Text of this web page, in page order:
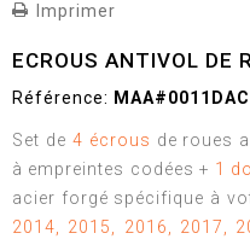
Imprimer
ECROUS ANTIVOL DE
Référence: MAA#0011DAC
Set de 4 écrous de roues
à empreintes codées + 1
acier forgé spécifique à
2014, 2015, 2016, 2017,